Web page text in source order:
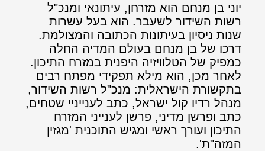
יוני בן מנחם הוא מזרחן, עיתונאי ומנכ"ל
רשות השידור לשעבר. הוא בעל עשרות
שנות ניסיון בעיתונות הכתובה והמצולמת.
דרכו של בן מנחם בעולם המדיה החלה
כמפיק של הטלוויזיה היפנית במזרח התיכון.
לאחר מכן, הוא מילא תפקידי מפתח רבים
בתקשורת הישראלית: מנכ"ל רשות השידור,
מנהל רדיו קול ישראל, כתב לענייניי שטחים,
כתב ופרשן מדיני, פרשן לענייני המזרח
התיכון ועורך ראשי ומגיש התוכנית 'מגזין
המזה"ת'.